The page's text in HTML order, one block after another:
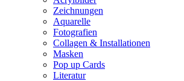
Zeichnungen
Aquarelle
Fotografien
Collagen & Installationen
Masken
Pop up Cards
Literatur